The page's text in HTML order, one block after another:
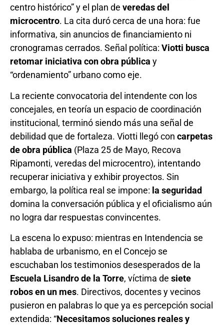
centro histórico” y el plan de veredas del
microcentro. La cita duró cerca de una hora: fue
informativa, sin anuncios de financiamiento ni
cronogramas cerrados. Señal política: Viotti busca
retomar iniciativa con obra pública y
“ordenamiento” urbano como eje.
La reciente convocatoria del intendente con los
concejales, en teoría un espacio de coordinación
institucional, terminó siendo más una señal de
debilidad que de fortaleza. Viotti llegó con carpetas
de obra pública (Plaza 25 de Mayo, Recova
Ripamonti, veredas del microcentro), intentando
recuperar iniciativa y exhibir proyectos. Sin
embargo, la política real se impone: la seguridad
domina la conversación pública y el oficialismo aún
no logra dar respuestas convincentes.
La escena lo expuso: mientras en Intendencia se
hablaba de urbanismo, en el Concejo se
escuchaban los testimonios desesperados de la
Escuela Lisandro de la Torre, víctima de siete
robos en un mes. Directivos, docentes y vecinos
pusieron en palabras lo que ya es percepción social
extendida: “Necesitamos soluciones reales y